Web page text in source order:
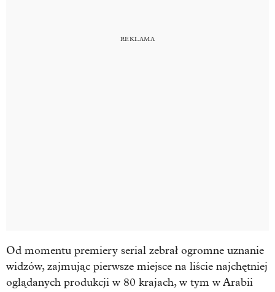
Od momentu premiery serial zebrał ogromne uznanie
widzów, zajmując pierwsze miejsce na liście najchętniej
oglądanych produkcji w 80 krajach, w tym w Arabii